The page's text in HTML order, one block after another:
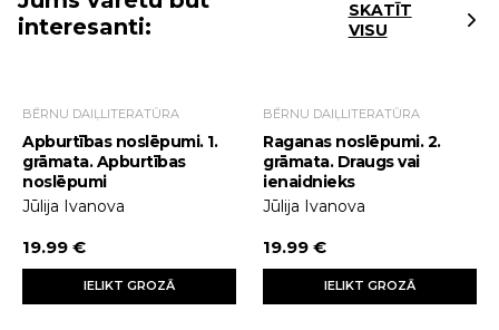
interesanti:
SKATĪT
VISU
BĒRNU DAIĻLITERATŪRA
Apburtības noslēpumi. 1.
grāmata. Apburtības
noslēpumi
Jūlija Ivanova
19.99 €
IELIKT GROZĀ
BĒRNU DAIĻLITERATŪRA
Raganas noslēpumi. 2.
grāmata. Draugs vai
ienaidnieks
Jūlija Ivanova
19.99 €
IELIKT GROZĀ